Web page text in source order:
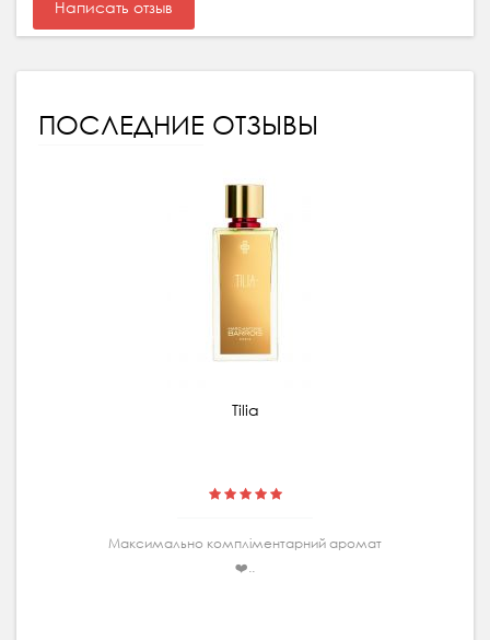
Написать отзыв
ПОСЛЕДНИЕ ОТЗЫВЫ
Tilia
Максимально комплiментарний аромат
❤️..